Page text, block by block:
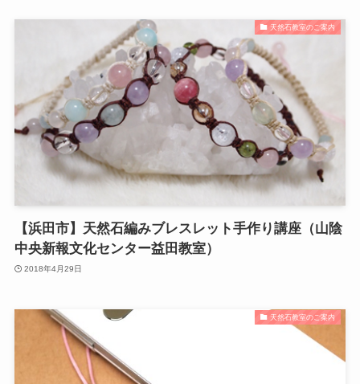
天然石教室のご案内
【浜田市】天然石編みブレスレット手作り講座（山陰
中央新報文化センター益田教室）
2018年4月29日
天然石教室のご案内